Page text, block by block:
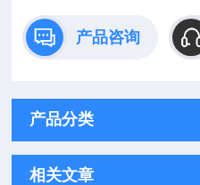
产品咨询
产品分类
相关文章